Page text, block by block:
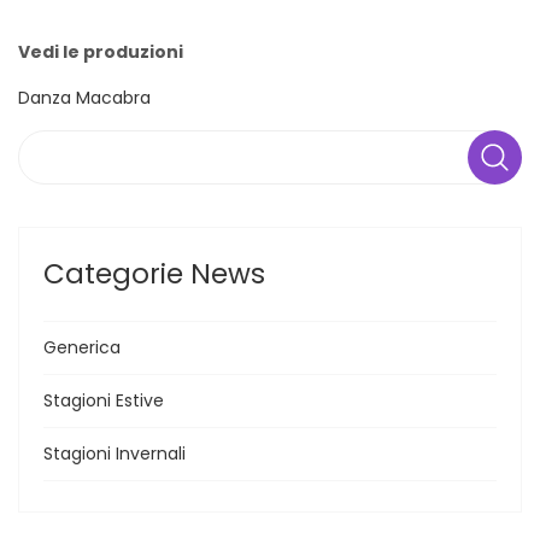
Vedi le produzioni
Danza Macabra
Categorie News
Generica
Stagioni Estive
Stagioni Invernali